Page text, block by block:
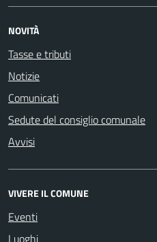
NOVITÀ
Tasse e tributi
Notizie
Comunicati
Sedute del consiglio comunale
Avvisi
VIVERE IL COMUNE
Eventi
Luoghi